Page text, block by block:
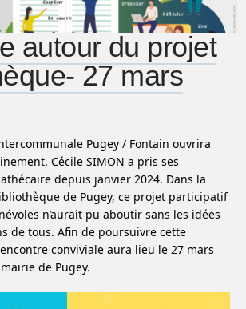
autour du projet
27 mars
Pugey / Fontain ouvrira
Cécile SIMON a pris ses
depuis janvier 2024. Dans la
de Pugey, ce projet participatif
n’aurait pu aboutir sans les idées
de tous. Afin de poursuivre cette
conviviale aura lieu le 27 mars
de Pugey.